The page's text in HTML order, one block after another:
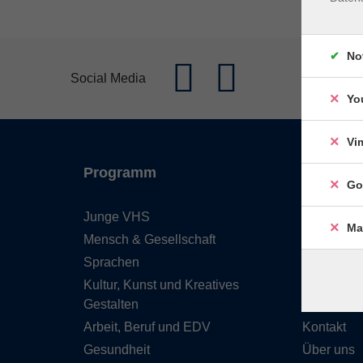
Social Media
Programm
Junge VHS
Mensch & Gesellschaft
Sprachen
Kultur, Kunst und Kreatives
Gestalten
Arbeit, Beruf und EDV
Gesundheit
Kontakt
Über uns